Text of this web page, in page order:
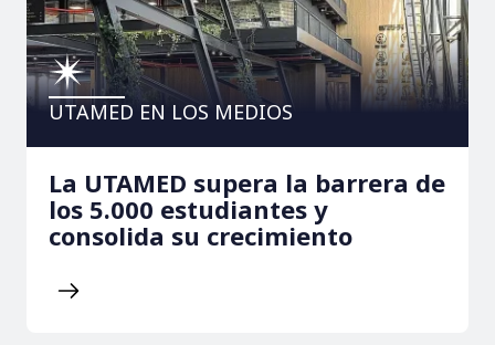
UTAMED EN LOS MEDIOS
La UTAMED supera la barrera de
los 5.000 estudiantes y
consolida su crecimiento